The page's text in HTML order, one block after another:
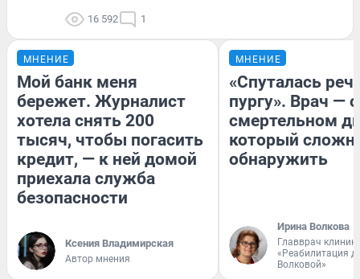
16 592 1
МНЕНИЕ
Мой банк меня
бережет. Журналист
хотела снять 200
тысяч, чтобы погасить
кредит, — к ней домой
приехала служба
безопасности
Ксения Владимирская
Автор мнения
МНЕНИЕ
«Спуталась
пургу». Врач — о
смертельном
который
обнаружить
Ирина Волкова
Главврач
«Реабилитация
Волковой»